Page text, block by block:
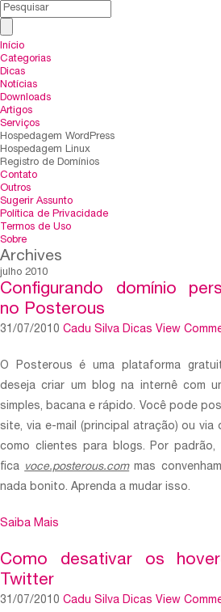
Início
Categorias
Dicas
Notícias
Downloads
Artigos
Serviços
Hospedagem WordPress
Hospedagem Linux
Registro de Domínios
Contato
Outros
Sugerir Assunto
Política de Privacidade
Termos de Uso
Sobre
Archives
julho 2010
Configurando domínio
no Posterous
31/07/2010 Cadu Silva Dicas View
O Posterous é uma plataforma
deseja criar um blog na internê com
simples, bacana e rápido. Você pode
site, via e-mail (principal atração) ou via
como clientes para blogs. Por padrão,
fica voce.posterous.commas
nada bonito. Aprenda a mudar isso.
Saiba Mais
Como desativar os
Twitter
31/07/2010 Cadu Silva Dicas View